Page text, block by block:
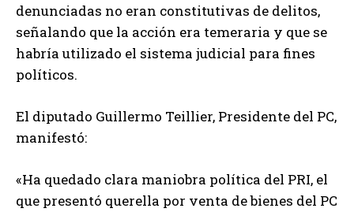
denunciadas no eran constitutivas de delitos,
señalando que la acción era temeraria y que se
habría utilizado el sistema judicial para fines
políticos.
El diputado Guillermo Teillier, Presidente del PC,
manifestó:
«Ha quedado clara maniobra política del PRI, el
que presentó querella por venta de bienes del PC